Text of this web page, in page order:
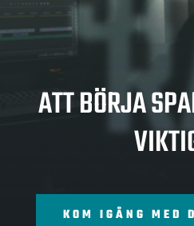
ATT BÖRJA
KOM IGÅNG MED